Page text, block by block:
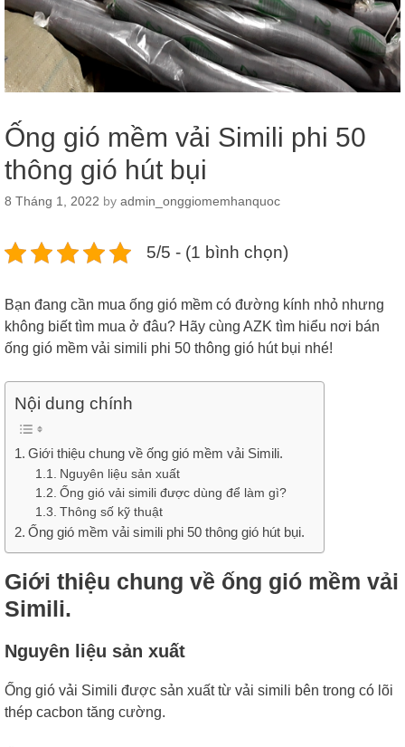
Ống gió mềm vải Simili phi 50
thông gió hút bụi
8 Tháng 1, 2022 by admin_onggiomemhanquoc
5/5 - (1 bình chọn)
Bạn đang cần mua ống gió mềm có đường kính nhỏ nhưng
không biết tìm mua ở đâu? Hãy cùng AZK tìm hiểu nơi bán
ống gió mềm vải simili phi 50 thông gió hút bụi nhé!
Nội dung chính
Giới thiệu chung về ống gió mềm vải Simili.
Nguyên liệu sản xuất
Ống gió vải simili được dùng để làm gì?
Thông số kỹ thuật
Ống gió mềm vải simili phi 50 thông gió hút bụi.
Giới thiệu chung về ống gió mềm vải
Simili.
Nguyên liệu sản xuất
Ống gió vải Simili được sản xuất từ vải simili bên trong có lõi
thép cacbon tăng cường.